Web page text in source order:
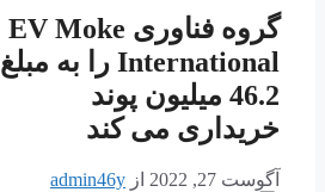
گروه فناوری EV Moke
International را به مبلغ
46.2 میلیون پوند
خریداری می کند
آگوست 27, 2022 از admin46y